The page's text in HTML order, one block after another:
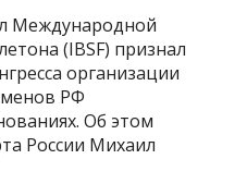
Международной
(IBSF) признал
организации
РФ
Об этом
России Михаил